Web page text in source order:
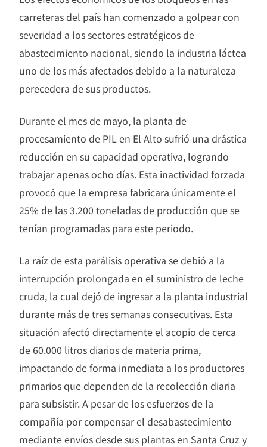
carreteras del país han comenzado a golpear con
severidad a los sectores estratégicos de
abastecimiento nacional, siendo la industria láctea
uno de los más afectados debido a la naturaleza
perecedera de sus productos.
Durante el mes de mayo, la planta de
procesamiento de PIL en El Alto sufrió una drástica
reducción en su capacidad operativa, logrando
trabajar apenas ocho días. Esta inactividad forzada
provocó que la empresa fabricara únicamente el
25% de las 3.200 toneladas de producción que se
tenían programadas para este periodo.
La raíz de esta parálisis operativa se debió a la
interrupción prolongada en el suministro de leche
cruda, la cual dejó de ingresar a la planta industrial
durante más de tres semanas consecutivas. Esta
situación afectó directamente el acopio de cerca
de 60.000 litros diarios de materia prima,
impactando de forma inmediata a los productores
primarios que dependen de la recolección diaria
para subsistir. A pesar de los esfuerzos de la
compañía por compensar el desabastecimiento
mediante envíos desde sus plantas en Santa Cruz y